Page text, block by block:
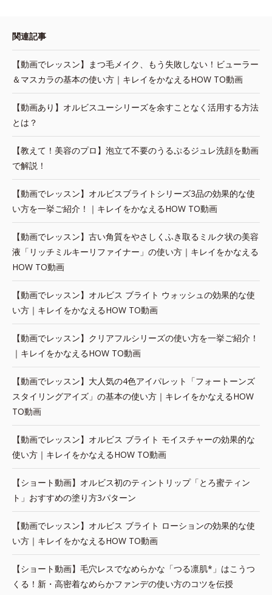
関連記事
【動画でレッスン】まつ毛メイク、もう失敗しない！ビューラー
＆マスカラの基本の使い方｜キレイをかなえるHOW TO動画
【動画あり】オルビスユーシリーズを余すことなく活用する方法
とは？
【教えて！美容のプロ】泡立て不要のうるぷるジュレ洗顔を動画
で解説！
【動画でレッスン】オルビスブライトシリーズ3品の効果的な使
い方を一挙ご紹介！｜キレイをかなえるHOW TO動画
【動画でレッスン】古い角質をやさしくふき取るミルク状の美容
液「リッチミルキーリファイナー」の使い方｜キレイをかなえる
HOW TO動画
【動画でレッスン】オルビス ブライト ウォッシュの効果的な使
い方｜キレイをかなえるHOW TO動画
【動画でレッスン】クリアフルシリーズの使い方を一挙ご紹介！
｜キレイをかなえるHOW TO動画
【動画でレッスン】大人気の4色アイパレット「フォートーンズ
スタイリングアイズ」の基本の使い方｜キレイをかなえるHOW
TO動画
【動画でレッスン】オルビス ブライト モイスチャーの効果的な
使い方｜キレイをかなえるHOW TO動画
【ショート動画】オルビス初のティントリップ「とろ蜜ティン
ト」おすすめの塗り方3パターン
【動画でレッスン】オルビス ブライト ローションの効果的な使
い方｜キレイをかなえるHOW TO動画
【ショート動画】毛穴レスでなめらかな「つる凛肌*」はこうつ
くる！新・高密着なめらかファンデの使い方のコツを伝授